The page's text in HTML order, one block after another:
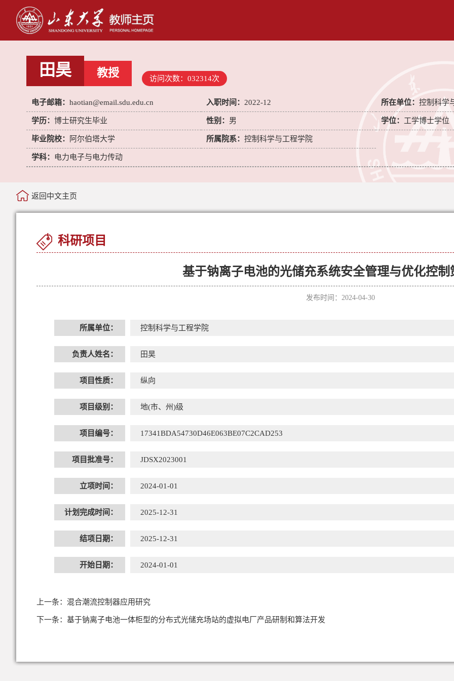
田昊 教授 访问次数： 032314次
电子邮箱： haotian@email.sdu.edu.cn 入职时间： 2022-12 所在单位： 控制科学
学历： 博士研究生毕业 性别： 男 学位： 工学博士学位
毕业院校： 阿尔伯塔大学 所属院系： 控制科学与工程学院
学科： 电力电子与电力传动
返回中文主页
科研项目
基于钠离子电池的光储充系统安全管理与优化控制
发布时间：2024-04-30
所属单位： 控制科学与工程学院
负责人姓名： 田昊
项目性质： 纵向
项目级别： 地(市、州)级
项目编号： 17341BDA54730D46E063BE07C2CAD253
项目批准号： JDSX2023001
立项时间： 2024-01-01
计划完成时间： 2025-12-31
结项日期： 2025-12-31
开始日期： 2024-01-01
上一条： 混合潮流控制器应用研究
下一条： 基于钠离子电池一体柜型的分布式光储充场站的虚拟电厂产品研制和算法开发